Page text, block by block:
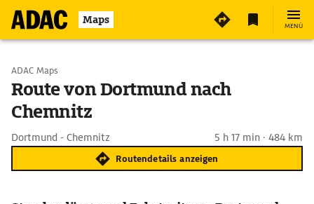
Maps MENÜ
Start wählen
Ziel eingeben
ADAC Maps
Route von Dortmund nach
Chemnitz
Dortmund - Chemnitz 5 h 17 min · 484 km
Routendetails anzeigen